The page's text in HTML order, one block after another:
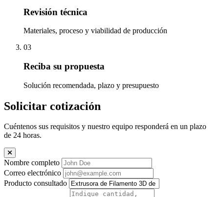
Revisión técnica
Materiales, proceso y viabilidad de producción
03
Reciba su propuesta
Solución recomendada, plazo y presupuesto
Solicitar cotización
Cuéntenos sus requisitos y nuestro equipo responderá en un plazo
de 24 horas.
Nombre completo
Correo electrónico
Producto consultado